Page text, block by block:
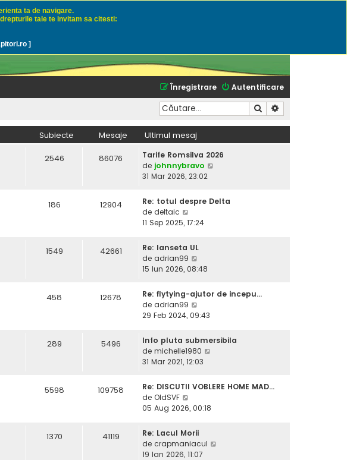
cu naluci sau momeli naturale
Autentificare
Înregistrare
Căutare
Subiecte Mesaje Ultimul mesaj
2546 86076
Tarife Romsilva 2026
de johnnybravo
e
31 Mar 2026, 23:02
186 12904
Re: totul despre Delta
de deltaic
e
i
u
l
m
u
l
e
s
a
11 Sep 2025, 17:24
1549 42661
Re: lanseta UL
de adrian99
e
l
m
u
l
e
a
15 Iun 2026, 08:48
458 12678
Re: flytying-ajutor de incepu…
de adrian99
e
u
l
m
l
e
s
a
29 Feb 2024, 09:43
289 5496
Info pluta submersibila
de michelle1980
i
u
31 Mar 2021, 12:03
5598 109758
Re: DISCUTII VOBLERE HOME MAD…
de OldSVF
e
u
l
05 Aug 2026, 00:18
1370 41119
Re: Lacul Morii
de crapmaniacul
19 Ian 2026, 11:07
ta de navigare.
tale te invitam sa citesti:
]